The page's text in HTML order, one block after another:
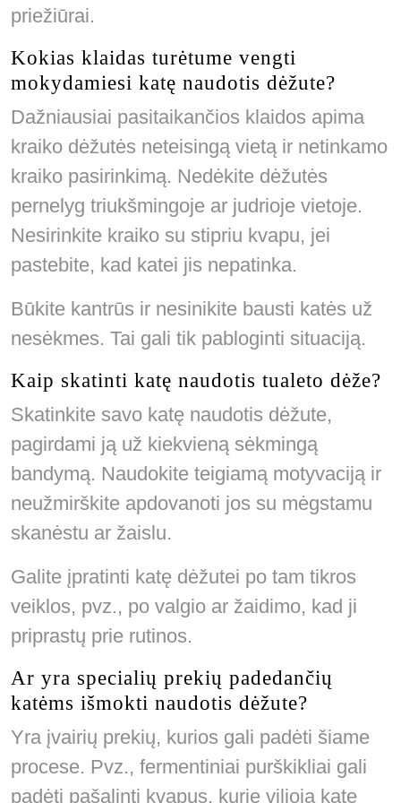
priežiūrai.
Kokias klaidas turėtume vengti
mokydamiesi katę naudotis dėžute?
Dažniausiai pasitaikančios klaidos apima
kraiko dėžutės neteisingą vietą ir netinkamo
kraiko pasirinkimą. Nedėkite dėžutės
pernelyg triukšmingoje ar judrioje vietoje.
Nesirinkite kraiko su stipriu kvapu, jei
pastebite, kad katei jis nepatinka.
Būkite kantrūs ir nesinikite bausti katės už
nesėkmes. Tai gali tik pabloginti situaciją.
Kaip skatinti katę naudotis tualeto dėže?
Skatinkite savo katę naudotis dėžute,
pagirdami ją už kiekvieną sėkmingą
bandymą. Naudokite teigiamą motyvaciją ir
neužmirškite apdovanoti jos su mėgstamu
skanėstu ar žaislu.
Galite įpratinti katę dėžutei po tam tikros
veiklos, pvz., po valgio ar žaidimo, kad ji
priprastų prie rutinos.
Ar yra specialių prekių padedančių
katėms išmokti naudotis dėžute?
Yra įvairių prekių, kurios gali padėti šiame
procese. Pvz., fermentiniai purškikliai gali
padėti pašalinti kvapus, kurie vilioja katę